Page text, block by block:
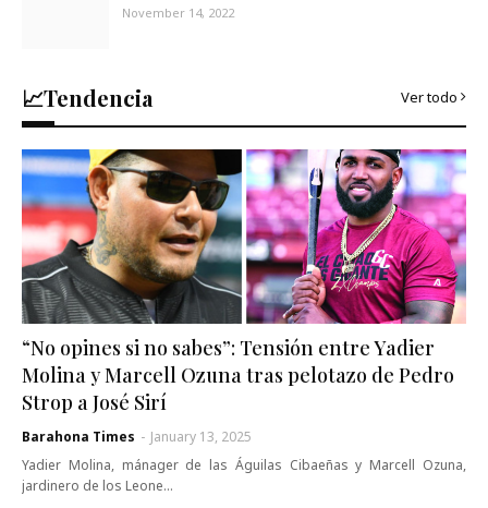
November 14, 2022
📈Tendencia Ver todo
“No opines si no sabes”: Tensión entre Yadier
Molina y Marcell Ozuna tras pelotazo de Pedro
Strop a José Sirí
Barahona Times - January 13, 2025
Yadier Molina, mánager de las Águilas Cibaeñas y Marcell Ozuna,
jardinero de los Leone…